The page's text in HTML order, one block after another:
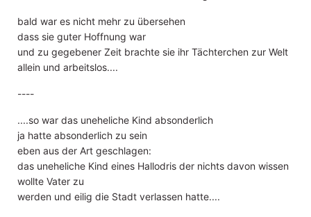
bald war es nicht mehr zu übersehen
dass sie guter Hoffnung war
und zu gegebener Zeit brachte sie ihr Tächterchen zur Welt
allein und arbeitslos....
----
....so war das uneheliche Kind absonderlich
ja hatte absonderlich zu sein
eben aus der Art geschlagen:
das uneheliche Kind eines Hallodris der nichts davon wissen
wollte Vater zu
werden und eilig die Stadt verlassen hatte....